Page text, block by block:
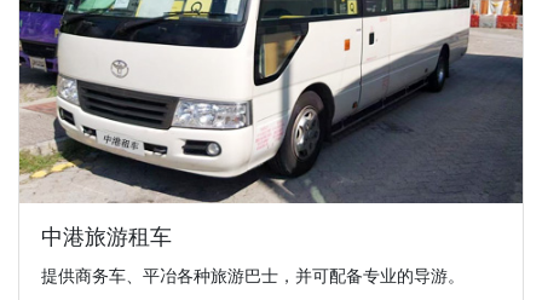
中港旅游租车
提供商务车、平冶各种旅游巴士，并可配备专业的导游。